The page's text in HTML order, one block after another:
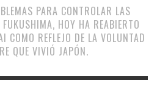
PARA CONTROLAR LAS
HOY HA REABIERTO
COMO REFLEJO DE LA VOLUNTAD
QUE VIVIÓ JAPÓN.